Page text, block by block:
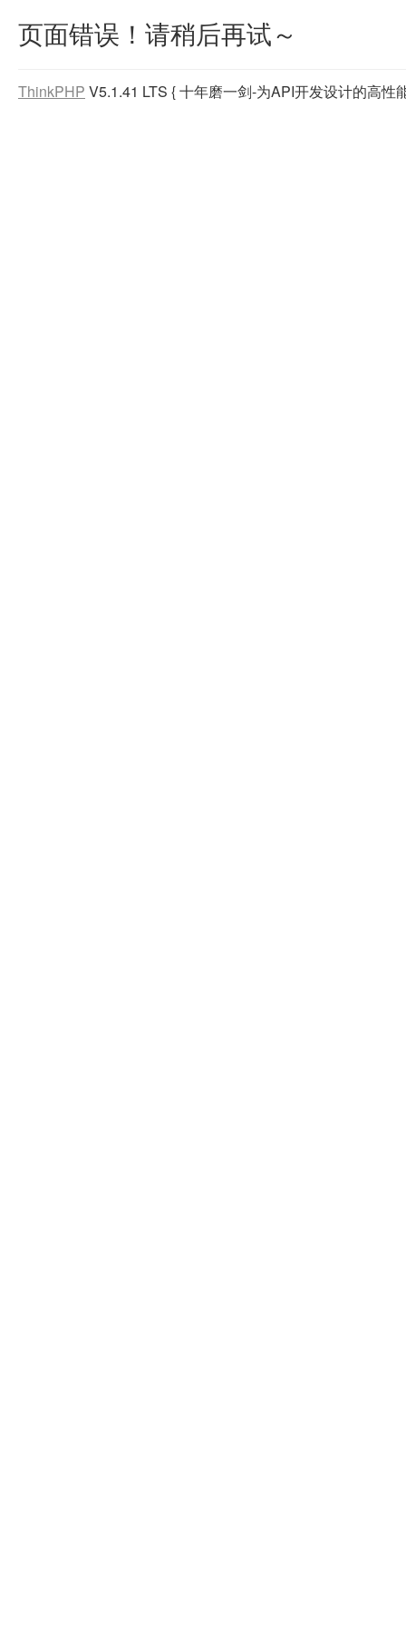
页面错误！请稍后再试～
ThinkPHP V5.1.41 LTS { 十年磨一剑-为API开发设计的高性